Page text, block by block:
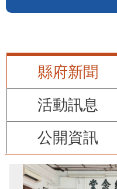
縣府新聞
活動訊息
公開資訊